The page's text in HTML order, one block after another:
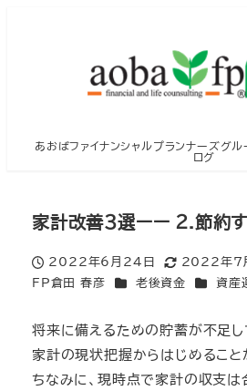
あおばファイナンシャルプランナーズグ
ログ
家計改善３選ーー ２.節約す
投稿日
2022年6月24日
更新日
2022年7
FP倉田 春彦 カテゴリー
老後資金 カテゴリ
資産
将来に備えるための貯蓄が不足し
家計の現状把握からはじめること
ちなみに、現時点で家計の収支は